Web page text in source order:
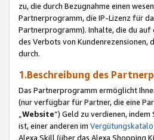
zu, die durch Bezugnahme einen
Partnerprogramm, die IP-Lizenz für
Partnerprogramm). Inhalte, die du
des Verbots von
durch.
1.Beschreibung des
Das Partnerprogramm ermöglicht
(nur verfügbar für Partner, die eine
Website“) Geld zu verdienen,
ist, einer anderen im
Alexa Skill (über das Alexa Shopping